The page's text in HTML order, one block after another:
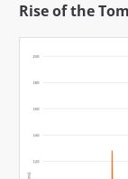
Rise of the